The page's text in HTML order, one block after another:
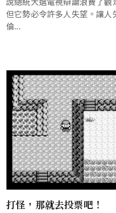
但它勢必令許多人失望。讓
倫...
打怪，那就去投票吧！